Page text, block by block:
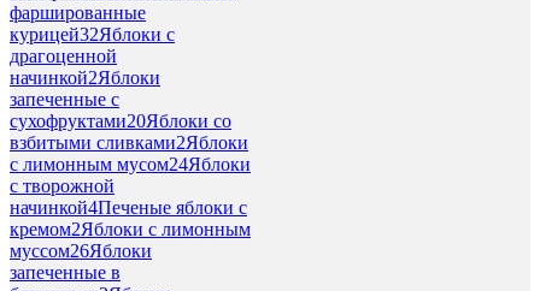
фаршированные
курицей32Яблоки с
драгоценной
начинкой2Яблоки
запеченные с
сухофруктами20Яблоки со
взбитыми сливками2Яблоки
с лимонным мусом24Яблоки
с творожной
начинкой4Печеные яблоки с
кремом2Яблоки с лимонным
муссом26Яблоки
запеченные в